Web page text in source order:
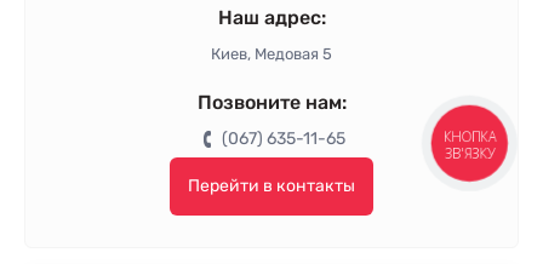
Наш адрес:
Киев, Медовая 5
Позвоните нам:
(067) 635-11-65
Перейти в контакты
КНОПКА
ЗВ'ЯЗКУ